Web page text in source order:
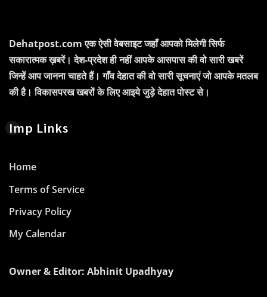
Dehatpost.com एक ऐसी वेबसाइट जहाँ आपको मिलेगी सिर्फ
सकारात्मक ख़बरें। देश-प्रदेश ही नहीं आपके आसपास की वो सारी खबरें
जिन्हें आप जानना चाहते हैं। गाँव देहात की वो सारी सूचनाएं जो आपके मतलब
की है। विकासपरख खबरों के लिए आइये जुड़े देहात पोस्ट से।
Imp Links
Home
Terms of Service
Privacy Policy
My Calendar
Owner & Editor: Abhinit Upadhyay